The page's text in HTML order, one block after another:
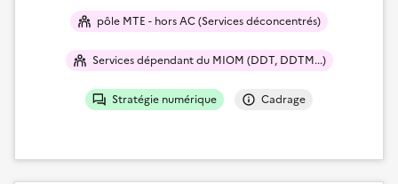
pôle MTE - hors AC (Services déconcentrés)
Services dépendant du MIOM (DDT, DDTM...)
Stratégie numérique Cadrage